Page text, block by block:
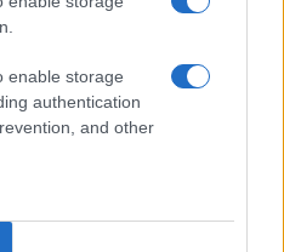
enable storage
authentication
and other